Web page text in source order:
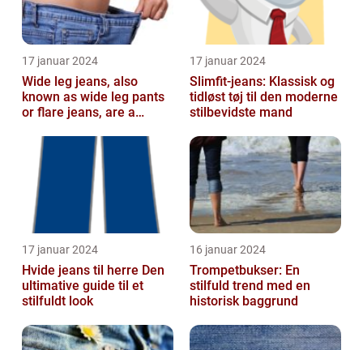
17 januar 2024
Wide leg jeans, also
known as wide leg pants
or flare jeans, are a
for those ...
17 januar 2024
Slimfit-jeans: Klassisk og
tidløst tøj til den moderne
stilbevidste mand
17 januar 2024
Hvide jeans til herre Den
ultimative guide til et
stilfuldt look
16 januar 2024
Trompetbukser: En
stilfuld trend med en
historisk baggrund